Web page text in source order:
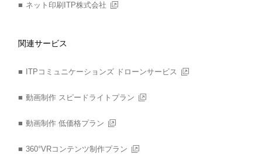
ネット印刷ITP株式会社
関連サービス
ITPコミュニケーションズ ドローンサービス
動画制作 スピードライトプラン
動画制作 低価格プラン
360°VRコンテンツ制作プラン